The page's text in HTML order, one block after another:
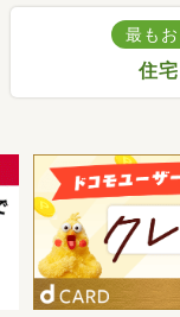
最も
住